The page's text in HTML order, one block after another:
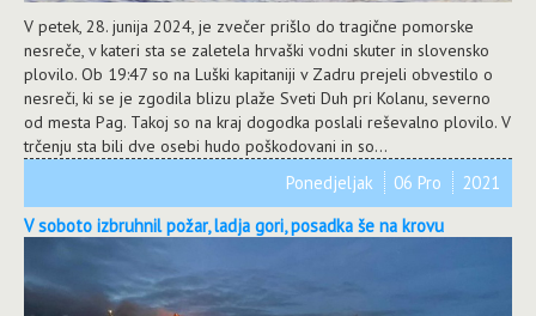
V petek, 28. junija 2024, je zvečer prišlo do tragične pomorske
nesreče, v kateri sta se zaletela hrvaški vodni skuter in slovensko
plovilo. Ob 19:47 so na Luški kapitaniji v Zadru prejeli obvestilo o
nesreči, ki se je zgodila blizu plaže Sveti Duh pri Kolanu, severno
od mesta Pag. Takoj so na kraj dogodka poslali reševalno plovilo. V
trčenju sta bili dve osebi hudo poškodovani in so...
V soboto izbruhnil požar, ladja gori, posadka še na krovu
Ponedjeljak 06 Pro 2021